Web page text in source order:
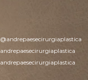
@andrepaesecirurgiaplastica
andrepaesecirurgiaplastica
andrepaesecirurgiaplastica